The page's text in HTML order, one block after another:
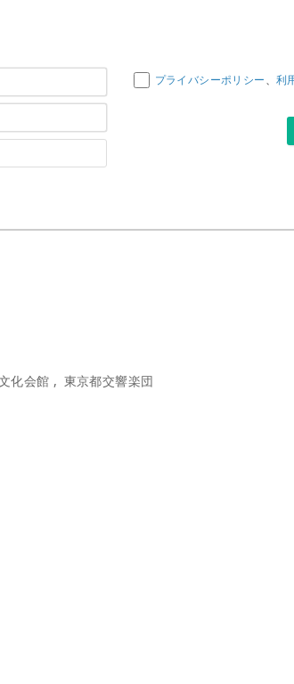
名
*ー
ス
ー
ー
プライバシーポリシー、 利
化会館
東京都交響楽団